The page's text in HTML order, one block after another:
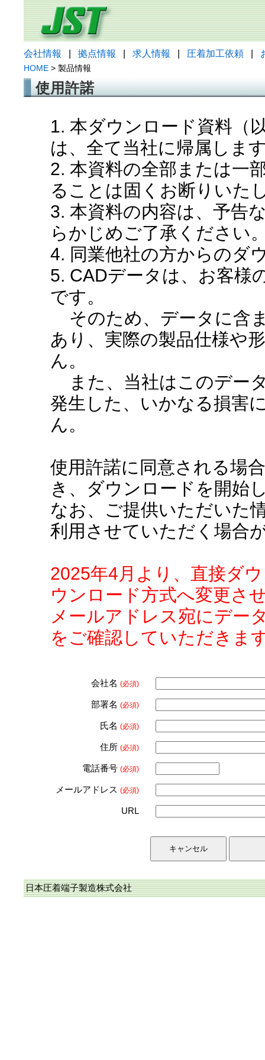
会社情報 拠点情報 求人情報 圧着加工依頼
HOME > 製品情報
使用許諾
1. 本ダウンロード資料（
は、全て当社に帰属しま
2. 本資料の全部または一
ることは固くお断りいた
3. 本資料の内容は、予告
らかじめご了承ください
4. 同業他社の方からのダ
5. CADデータは、お客様
です。
そのため、データに含
あり、実際の製品仕様や
ん。
また、当社はこのデー
発生した、いかなる損害
ん。
使用許諾に同意される場
き、ダウンロードを開始
なお、ご提供いただいた
利用させていただく場合
2025年4月より、直接ダ
ウンロード方式へ変更さ
メールアドレス宛にデー
をご確認していただきま
会社名 (必須)
部署名 (必須)
氏名 (必須)
住所 (必須)
電話番号 (必須)
メールアドレス (必須)
URL
日本圧着端子製造株式会社